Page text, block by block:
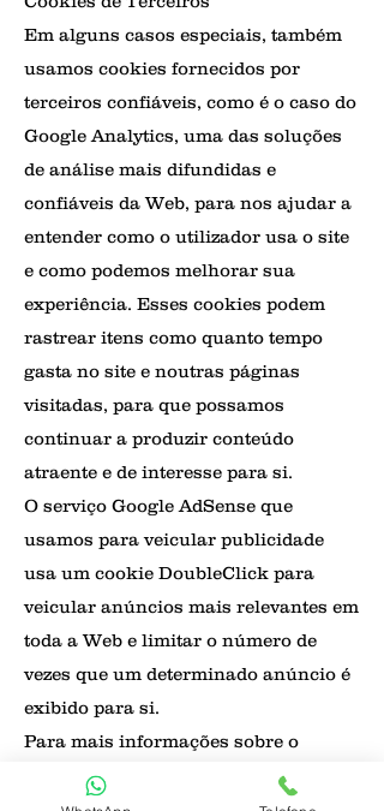
Em alguns casos especiais, também
usamos cookies fornecidos por
terceiros confiáveis, como é o caso do
Google Analytics, uma das soluções
de análise mais difundidas e
confiáveis da Web, para nos ajudar a
entender como o utilizador usa o site
e como podemos melhorar sua
experiência. Esses cookies podem
rastrear itens como quanto tempo
gasta no site e noutras páginas
visitadas, para que possamos
continuar a produzir conteúdo
atraente e de interesse para si.
O serviço Google AdSense que
usamos para veicular publicidade
usa um cookie DoubleClick para
veicular anúncios mais relevantes em
toda a Web e limitar o número de
vezes que um determinado anúncio é
exibido para si.
Para mais informações sobre o
Google Analytics e o Google AdSense,